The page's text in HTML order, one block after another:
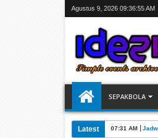
Agustus 9, 2026 09:36:56 AM
SEPAKBOLA
Latest 07:31 AM